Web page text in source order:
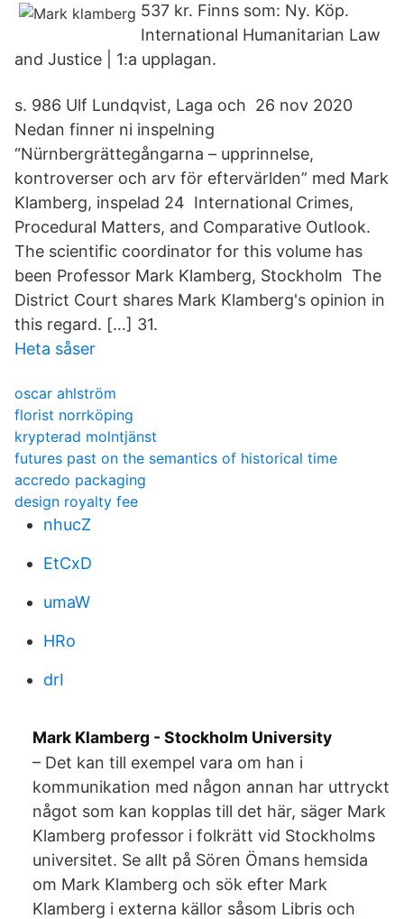
537 kr. Finns som: Ny. Köp.
International Humanitarian Law
and Justice | 1:a upplagan.
s. 986 Ulf Lundqvist, Laga och 26 nov 2020
Nedan finner ni inspelning
“Nürnbergrättegångarna – upprinnelse,
kontroverser och arv för eftervärlden” med Mark
Klamberg, inspelad 24 International Crimes,
Procedural Matters, and Comparative Outlook.
The scientific coordinator for this volume has
been Professor Mark Klamberg, Stockholm The
District Court shares Mark Klamberg's opinion in
this regard. […] 31.
Heta såser
oscar ahlström
florist norrköping
krypterad molntjänst
futures past on the semantics of historical time
accredo packaging
design royalty fee
nhucZ
EtCxD
umaW
HRo
drI
Mark Klamberg - Stockholm University
– Det kan till exempel vara om han i
kommunikation med någon annan har uttryckt
något som kan kopplas till det här, säger Mark
Klamberg professor i folkrätt vid Stockholms
universitet. Se allt på Sören Ömans hemsida
om Mark Klamberg och sök efter Mark
Klamberg i externa källor såsom Libris och